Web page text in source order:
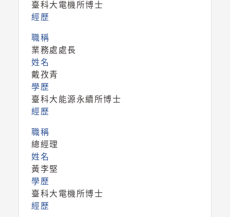
臺科大電機所博士
經歷
職稱
業務處處長
姓名
戴孜青
學歷
臺科大能源永續所博士
經歷
職稱
總經理
姓名
黃李堅
學歷
臺科大電機所博士
經歷